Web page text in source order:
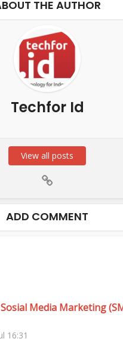
THE AUTHOR
Techfor Id
View all posts
ADD COMMENT
Media Marketing
16:31